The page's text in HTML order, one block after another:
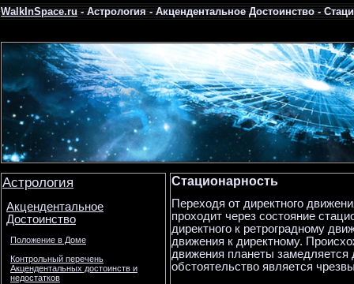
WalkInSpace.ru- Астрология - Акцендентальное Достоинство -
Астрология
Акцендентальное
Достоинство
Положение в Доме
Контрольный перечень
Акцендентальных достоинств и
недостатков
Стационарность
Переходя от директного
проходит через состояние
директного к ретроградному
движения к директному.
движения планеты замедляется
обстоятельство является